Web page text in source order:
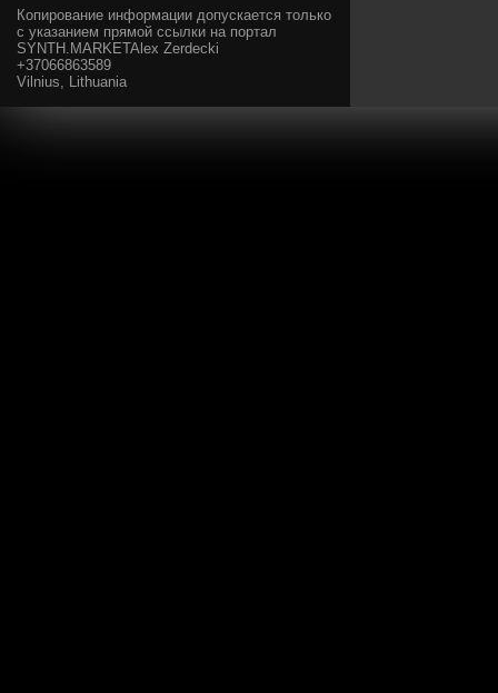
Копирование информации допускается только
с указанием прямой ссылки на портал
SYNTH.MARKETAlex Zerdecki
+37066863589
Vilnius, Lithuania